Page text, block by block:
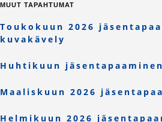
MUUT TAPAHTUMAT
Toukokuun 2026
kuvakävely
Huhtikuun
Maaliskuun 2026
Helmikuun 2026